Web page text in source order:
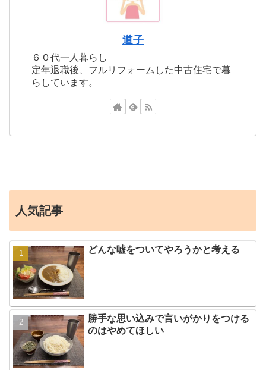
道子
６０代一人暮らし
定年退職後、フルリフォームした中古住宅で暮
らしています。
人気記事
どんな嘘をついてやろうかと考える
勝手な思い込みで言いがかりをつける
のはやめてほしい